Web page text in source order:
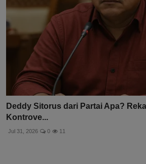
Deddy Sitorus dari Partai Apa?
Kontrove...
Jul 31, 2026 0 11